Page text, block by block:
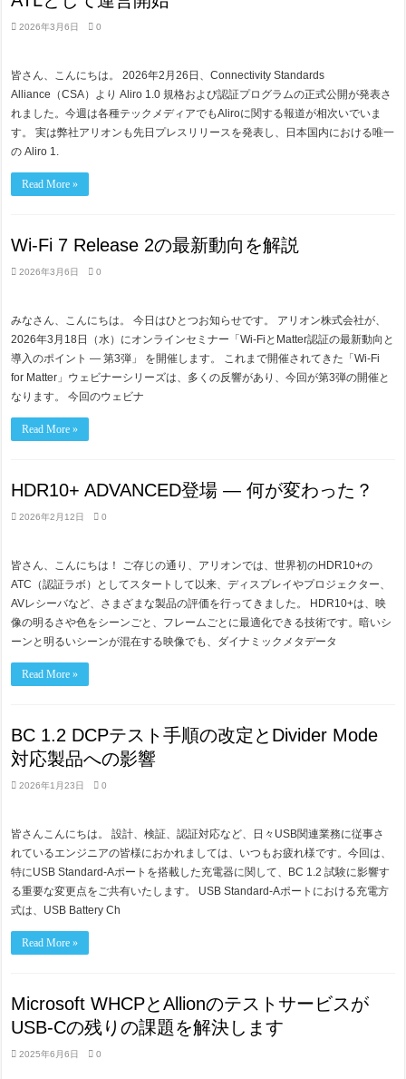
2026年3月6日 0
皆さん、こんにちは。 2026年2月26日、Connectivity Standards
Alliance（CSA）より Aliro 1.0 規格および認証プログラムの正式公開が発表さ
れました。今週は各種テックメディアでもAliroに関する報道が相次いでいま
す。 実は弊社アリオンも先日プレスリリースを発表し、日本国内における唯一
の Aliro 1.
Read More »
Wi-Fi 7 Release 2の最新動向を解説
2026年3月6日 0
みなさん、こんにちは。 今日はひとつお知らせです。 アリオン株式会社が、
2026年3月18日（水）にオンラインセミナー「Wi-FiとMatter認証の最新動向と
導入のポイント ― 第3弾」 を開催します。 これまで開催されてきた「Wi-Fi
for Matter」ウェビナーシリーズは、多くの反響があり、今回が第3弾の開催と
なります。 今回のウェビナ
Read More »
HDR10+ ADVANCED登場 ― 何が変わった？
2026年2月12日 0
皆さん、こんにちは！ ご存じの通り、アリオンでは、世界初のHDR10+の
ATC（認証ラボ）としてスタートして以来、ディスプレイやプロジェクター、
AVレシーバなど、さまざまな製品の評価を行ってきました。 HDR10+は、映
像の明るさや色をシーンごと、フレームごとに最適化できる技術です。暗いシ
ーンと明るいシーンが混在する映像でも、ダイナミックメタデータ
Read More »
BC 1.2 DCPテスト手順の改定とDivider Mode
対応製品への影響
2026年1月23日 0
皆さんこんにちは。 設計、検証、認証対応など、日々USB関連業務に従事さ
れているエンジニアの皆様におかれましては、いつもお疲れ様です。今回は、
特にUSB Standard-Aポートを搭載した充電器に関して、BC 1.2 試験に影響す
る重要な変更点をご共有いたします。 USB Standard-Aポートにおける充電方
式は、USB Battery Ch
Read More »
Microsoft WHCPとAllionのテストサービスが
USB-Cの残りの課題を解決します
2025年6月6日 0